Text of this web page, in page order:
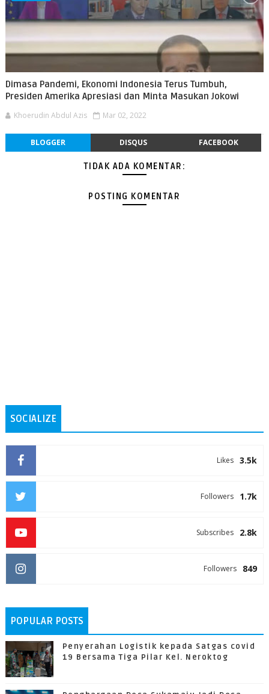
Dimasa Pandemi, Ekonomi Indonesia Terus Tumbuh,
Presiden Amerika Apresiasi dan Minta Masukan Jokowi
Khoerudin Abdul Azis Mar 02, 2022
BLOGGER DISQUS FACEBOOK
TIDAK ADA KOMENTAR:
POSTING KOMENTAR
SOCIALIZE
3.5k
Likes
1.7k
Followers
2.8k
Subscribes
849
Followers
POPULAR POSTS
Penyerahan Logistik kepada Satgas covid
19 Bersama Tiga Pilar Kel. Neroktog